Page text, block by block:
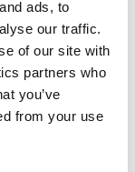
ads, to
our traffic.
of our site with
partners who
you’ve
from your use
на